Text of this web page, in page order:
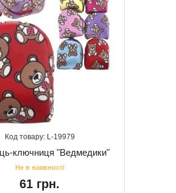
19979
ключниця "Ведмедики"
61 грн.